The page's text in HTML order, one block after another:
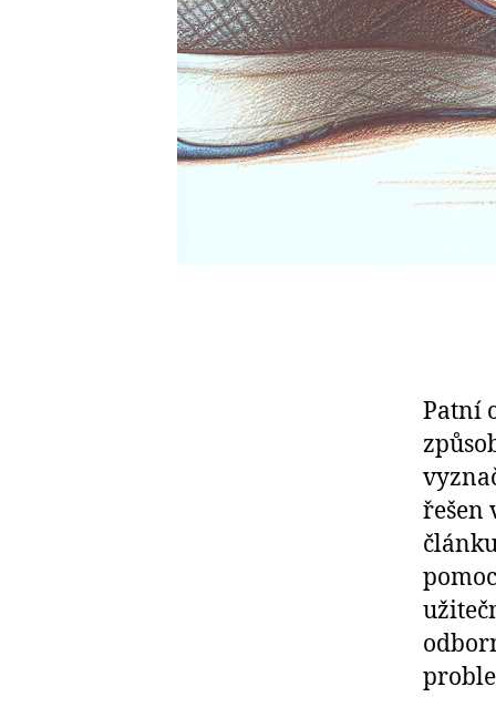
Patní
řešen